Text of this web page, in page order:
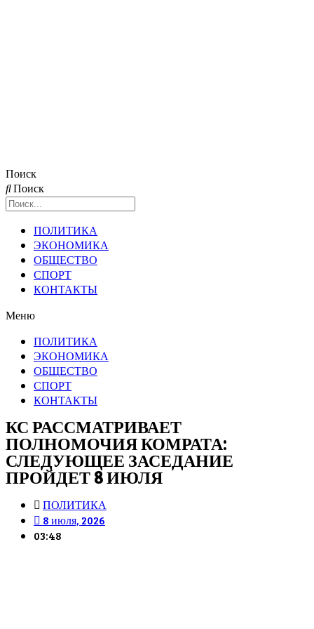
Поиск
Поиск
ПОЛИТИКА
ЭКОНОМИКА
ОБЩЕСТВО
СПОРТ
КОНТАКТЫ
Меню
ПОЛИТИКА
ЭКОНОМИКА
ОБЩЕСТВО
СПОРТ
КОНТАКТЫ
КС РАССМАТРИВАЕТ
ПОЛНОМОЧИЯ КОМРАТА:
СЛЕДУЮЩЕЕ ЗАСЕДАНИЕ
ПРОЙДЕТ 8 ИЮЛЯ
ПОЛИТИКА
8 июля, 2026
03:48